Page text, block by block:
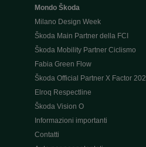
Mondo Škoda
Milano Design Week
Škoda Main Partner della FCI
Škoda Mobility Partner Ciclismo
Fabia Green Flow
Škoda Official Partner X Factor 202
Elroq Respectline
Škoda Vision O
Informazioni importanti
Contatti